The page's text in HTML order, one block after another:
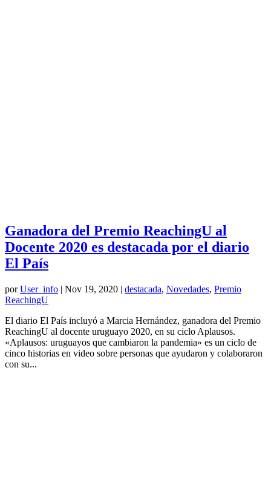
Ganadora del Premio ReachingU al
Docente 2020 es destacada por el diario
El País
porUser_info | Nov 19, 2020 | destacada, Novedades, Premio
ReachingU
El diario El País incluyó a Marcia Hernández, ganadora del Premio
ReachingU al docente uruguayo 2020, en su ciclo Aplausos.
«Aplausos: uruguayos que cambiaron la pandemia» es un ciclo de
cinco historias en video sobre personas que ayudaron y colaboraron
con su...